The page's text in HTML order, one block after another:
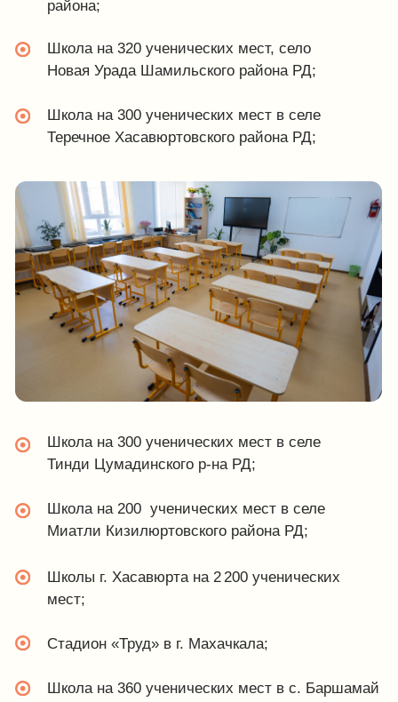
Оборудование лицея
в с. Дылым
«Солнечный берег»
Смотреть проект
1 марта, 2026
Нас выбирают за это
посредников, что позволяет быстро выполнять
Мы используем только качественные материалы,